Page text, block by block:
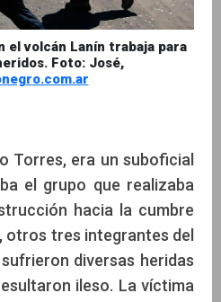
el volcán Lanín trabaja para
Foto: José,
Torres, era un suboficial
el grupo que realizaba
hacia la cumbre
otros tres integrantes del
diversas heridas
ileso. La víctima